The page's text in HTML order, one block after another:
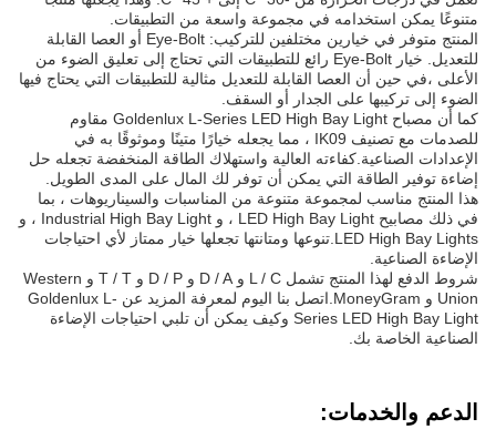
متنوعًا يمكن استخدامه في مجموعة واسعة من التطبيقات.
المنتج متوفر في خيارين مختلفين للتركيب: Eye-Bolt أو العصا القابلة
للتعديل. خيار Eye-Bolt رائع للتطبيقات التي تحتاج إلى تعليق الضوء من
الأعلى ،في حين أن العصا القابلة للتعديل مثالية للتطبيقات التي يحتاج فيها
الضوء إلى تركيبها على الجدار أو السقف.
كما أن مصباح Goldenlux L-Series LED High Bay Light مقاوم
للصدمات مع تصنيف IK09 ، مما يجعله خيارًا متينًا وموثوقًا به في
الإعدادات الصناعية.كفاءته العالية واستهلاك الطاقة المنخفضة تجعله حل
إضاءة توفير الطاقة التي يمكن أن توفر لك المال على المدى الطويل.
هذا المنتج مناسب لمجموعة متنوعة من المناسبات والسيناريوهات ، بما
في ذلك مصابيح LED High Bay Light ، و Industrial High Bay Light ، و
LED High Bay Lights.تنوعها ومتانتها تجعلها خيار ممتاز لأي احتياجات
الإضاءة الصناعية.
شروط الدفع لهذا المنتج تشمل L / C و D / A و D / P و T / T و Western
Union و MoneyGram.اتصل بنا اليوم لمعرفة المزيد عن Goldenlux L-
Series LED High Bay Light وكيف يمكن أن تلبي احتياجات الإضاءة
الصناعية الخاصة بك.
الدعم والخدمات: